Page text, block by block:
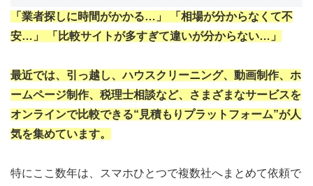
「業者探しに時間がかかる…」 「相場が分からなくて不
安…」 「比較サイトが多すぎて違いが分からない…」
最近では、引っ越し、ハウスクリーニング、動画制作、ホ
ームページ制作、税理士相談など、さまざまなサービスを
オンラインで比較できる“見積もりプラットフォーム”が人
気を集めています。
特にここ数年は、スマホひとつで複数社へまとめて依頼で